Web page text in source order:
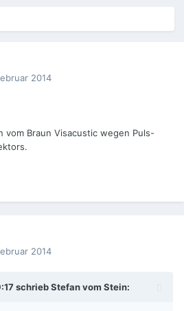
2014
vom Braun Visacustic wegen Puls-
2014
schrieb Stefan vom Stein: